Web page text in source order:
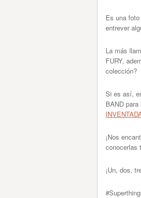
Es una
entrever
La más
FURY,
colección?
Si es así,
BAND
¡Nos
conocerlas
¡Un, dos,